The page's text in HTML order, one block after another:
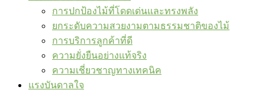
การปกป้องไม้ที่โดดเด่นและทรงพลัง
ยกระดับความสวยงามตามธรรมชาติของไม้
การบริการลูกค้าที่ดี
ความยั่งยืนอย่างแท้จริง
ความเชี่ยวชาญทางเทคนิค
แรงบันดาลใจ